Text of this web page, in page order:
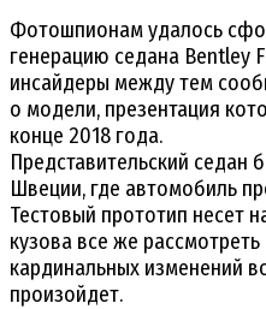
Фотошпионам удалось
генерацию седана Bentley
инсайдеры между тем
о модели, презентация
конце 2018 года.
Представительский седан
Швеции, где автомобиль
Тестовый прототип несет
кузова все же
кардинальных изменений
произойдет.